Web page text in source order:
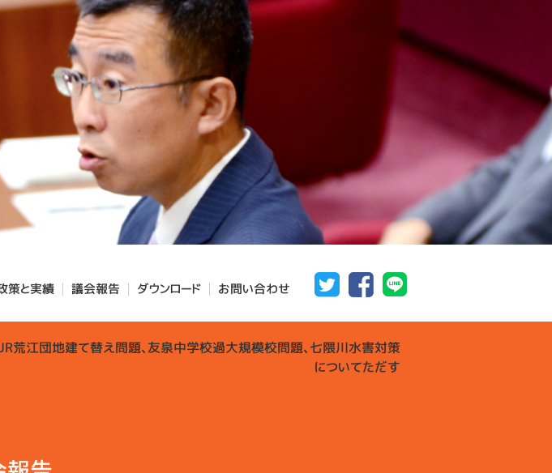
策と実績 議会報告 ダウンロード お問い合わせ
荒江団地建て替え問題、友泉中学校過大規模校問題、七隈川水害対策
についてただす